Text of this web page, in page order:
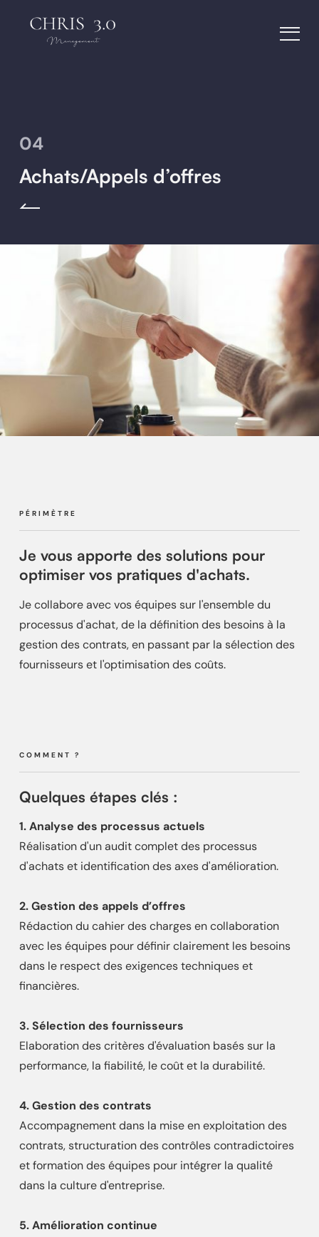
04
Achats/Appels d’offres
PÉRIMÈTRE
Je vous apporte des solutions pour
optimiser vos pratiques d'achats.
Je collabore avec vos équipes sur l'ensemble du
processus d'achat, de la définition des besoins à la
gestion des contrats, en passant par la sélection des
fournisseurs et l'optimisation des coûts.
COMMENT ?
Quelques étapes clés :
1. Analyse des processus actuels
Réalisation d'un audit complet des processus
d'achats et identification des axes d'amélioration.
2. Gestion des appels d’offres
Rédaction du cahier des charges en collaboration
avec les équipes pour définir clairement les besoins
dans le respect des exigences techniques et
financières.
3. Sélection des fournisseurs
Elaboration des critères d'évaluation basés sur la
performance, la fiabilité, le coût et la durabilité.
4.Gestion des contrats
Accompagnement dans la mise en exploitation des
contrats, structuration des contrôles contradictoires
et formation des équipes pour intégrer la qualité
dans la culture d'entreprise.
5. Amélioration continue